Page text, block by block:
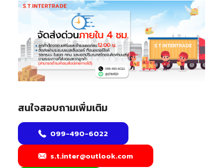
สนใจสอบถามเพิ่มเติม
099-490-6022
s.t.inter@outlook.com